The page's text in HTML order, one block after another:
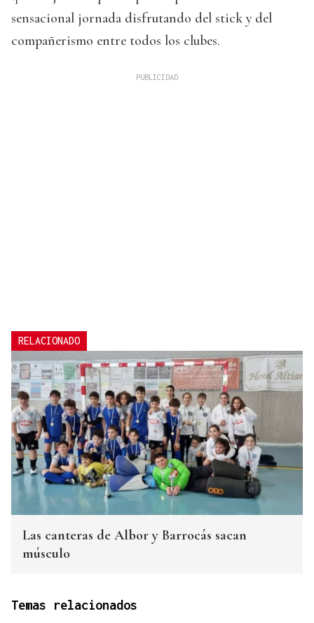
sensacional jornada disfrutando del stick y del
compañerismo entre todos los clubes.
RELACIONADO
Las canteras de Albor y Barrocás sacan
músculo
Temas relacionados